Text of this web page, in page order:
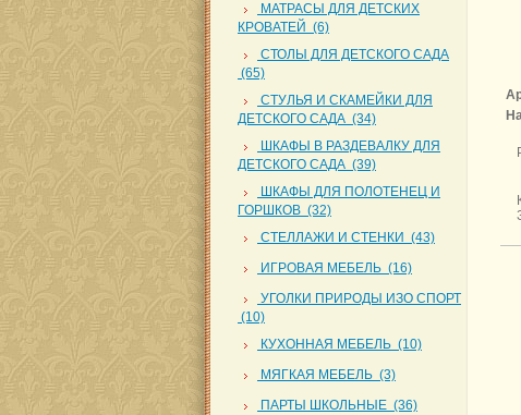
МАТРАСЫ ДЛЯ ДЕТСКИХ
КРОВАТЕЙ (6)
СТОЛЫ ДЛЯ ДЕТСКОГО САДА
(65)
СТУЛЬЯ И СКАМЕЙКИ ДЛЯ
ДЕТСКОГО САДА (34)
ШКАФЫ В РАЗДЕВАЛКУ ДЛЯ
ДЕТСКОГО САДА (39)
ШКАФЫ ДЛЯ ПОЛОТЕНЕЦ И
ГОРШКОВ (32)
СТЕЛЛАЖИ И СТЕНКИ (43)
ИГРОВАЯ МЕБЕЛЬ (16)
УГОЛКИ ПРИРОДЫ ИЗО СПОРТ
(10)
КУХОННАЯ МЕБЕЛЬ (10)
МЯГКАЯ МЕБЕЛЬ (3)
ПАРТЫ ШКОЛЬНЫЕ (36)